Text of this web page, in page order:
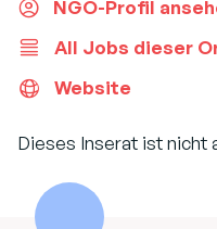
NGO-Profil
All Jobs dieser
Website
Dieses Inserat ist nicht